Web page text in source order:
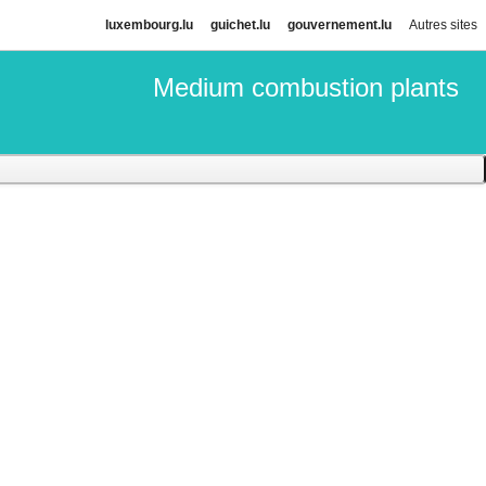
luxembourg.lu guichet.lu gouvernement.lu Autres sites
Medium combustion plants